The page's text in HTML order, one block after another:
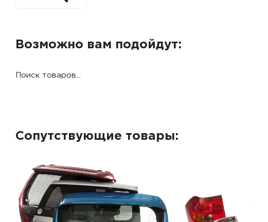
Возможно вам подойдут:
Поиск товаров...
Сопутствующие товары: